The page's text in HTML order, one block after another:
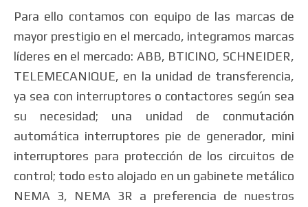
Para ello contamos con equipo de las marcas de
mayor prestigio en el mercado, integramos marcas
líderes en el mercado: ABB, BTICINO, SCHNEIDER,
TELEMECANIQUE, en la unidad de transferencia,
ya sea con interruptores o contactores según sea
su necesidad; una unidad de conmutación
automática interruptores pie de generador, mini
interruptores para protección de los circuitos de
control; todo esto alojado en un gabinete metálico
NEMA 3, NEMA 3R a preferencia de nuestros